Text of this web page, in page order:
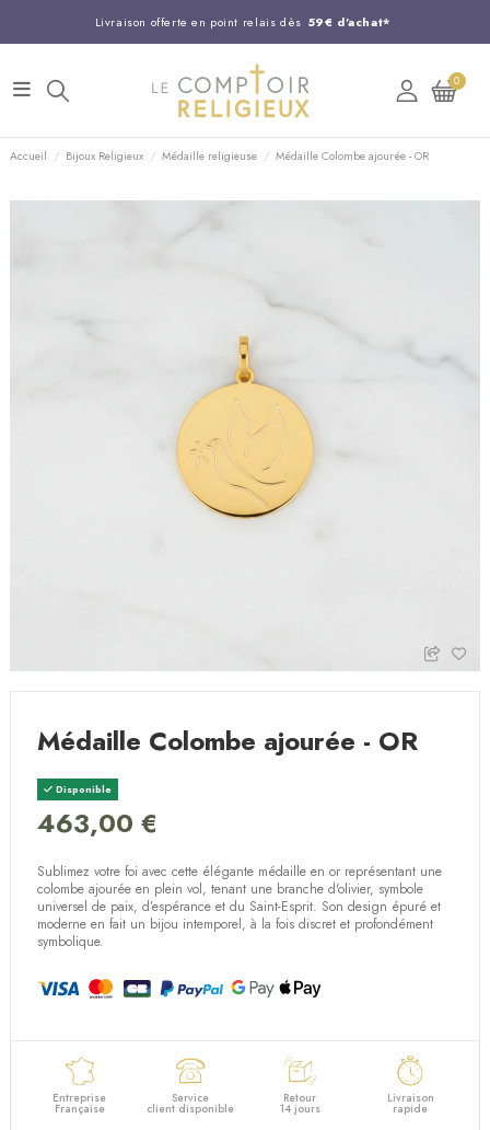
Livraison offerte en point relais dès 59€ d'achat*
Entreprise Française familiale
Support client disponible au 03 20 24 74 15
Commandez avant 14H, expédition le jour même !
0
Accueil Bijoux Religieux Médaille religieuse Médaille Colombe ajourée - OR
Médaille Colombe ajourée - OR
Disponible
463,00 €
Sublimez votre foi avec cette élégante médaille en or représentant une
colombe ajourée en plein vol, tenant une branche d'olivier, symbole
universel de paix, d’espérance et du Saint-Esprit. Son design épuré et
moderne en fait un bijou intemporel, à la fois discret et profondément
symbolique.
Entreprise
Française
Service
client disponible
Retour
14 jours
Livraison
rapide